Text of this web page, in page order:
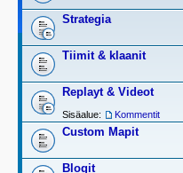
Strategia
Tiimit & klaanit
Replayt & Videot
Sisäalue: Kommentit
Custom Mapit
Blogit